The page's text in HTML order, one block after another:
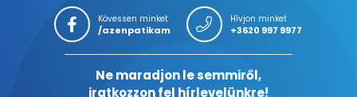
Kövessen minket
/azenpatikam
Hívjon minket
+3620 997 9977
Ne maradjon le semmiről,
iratkozzon fel hírlevelünkre!